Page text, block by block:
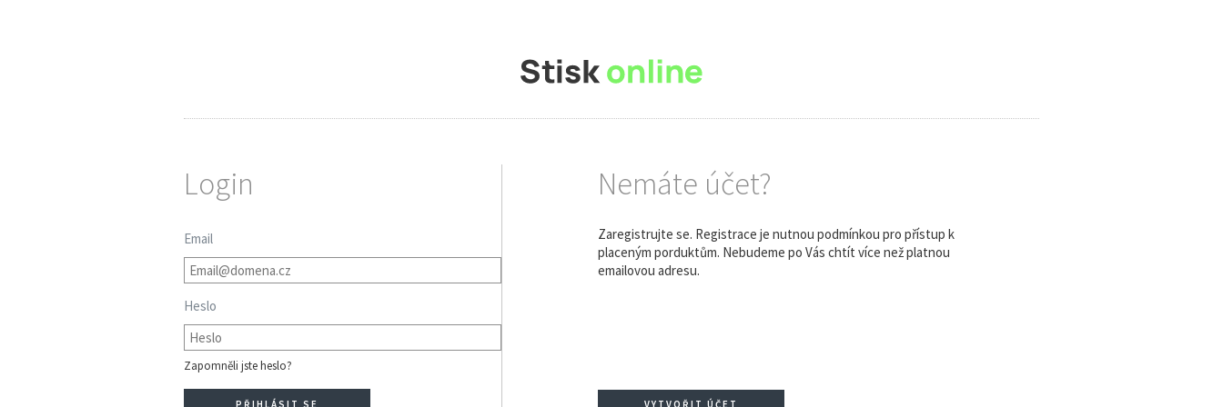
Login
Email
Heslo
Zapomněli jste heslo?
Nemáte účet?
Zaregistrujte se. Registrace je nutnou podmínkou pro přístup k
placeným porduktům. Nebudeme po Vás chtít více než platnou
emailovou adresu.
VYTVOŘIT ÚČET